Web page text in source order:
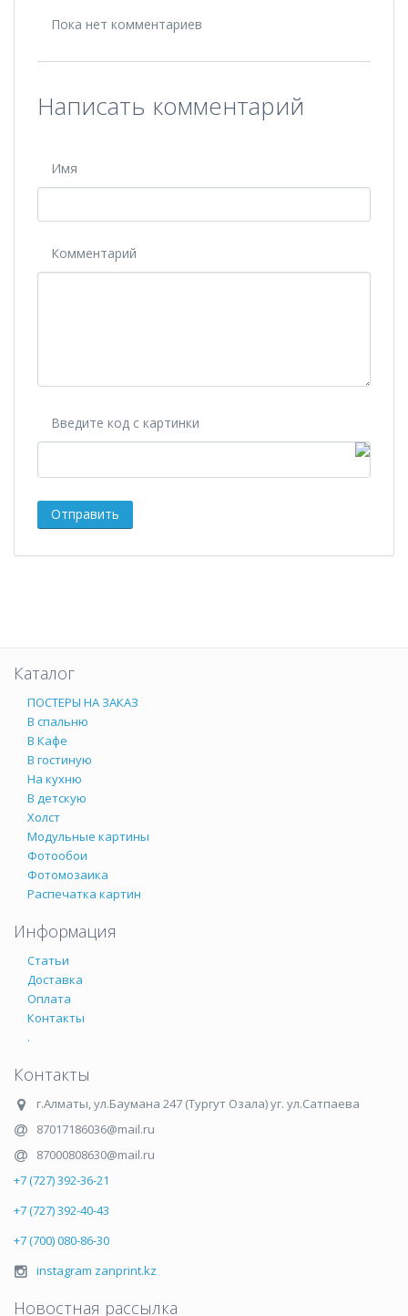
Пока нет комментариев
Написать комментарий
Имя
Комментарий
Введите код с картинки
Каталог
ПОСТЕРЫ НА ЗАКАЗ
В спальню
В Кафе
В гостиную
На кухню
В детскую
Холст
Модульные картины
Фотообои
Фотомозаика
Распечатка картин
Информация
Статьи
Доставка
Оплата
Контакты
.
Контакты
г.Алматы,ул.Баумана 247 (Тургут Озала) уг. ул.Сатпаева
87017186036@mail.ru
87000808630@mail.ru
+7 (727) 392-36-21
+7 (727) 392-40-43
+7 (700) 080-86-30
instagram zanprint.kz
Новостная рассылка